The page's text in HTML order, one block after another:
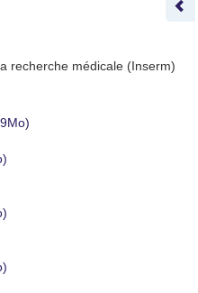
recherche médicale (Inserm)